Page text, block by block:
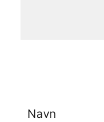
Navn